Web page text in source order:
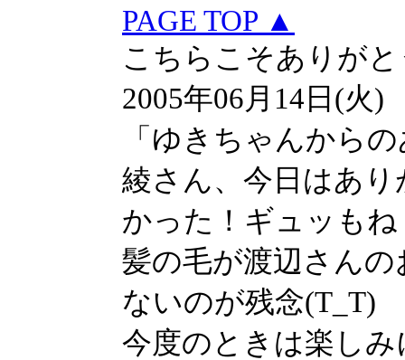
PAGE TOP ▲
こちらこそありがと
2005年06月14日(火)
「ゆきちゃんから
綾さん、今日はあ
かった！ギュッも
髪の毛が渡辺さん
ないのが残念(T_T)
今度のときは楽し